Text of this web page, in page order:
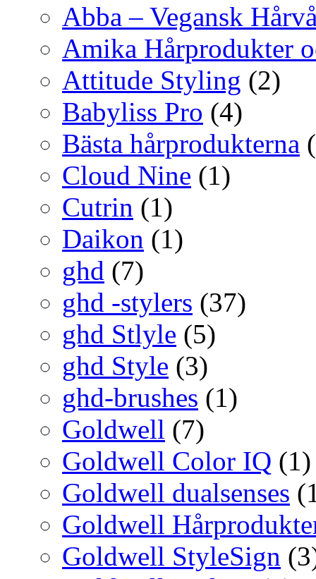
Abba – Vegansk
Amika Hårprodukter
Attitude Styling (2)
Babyliss Pro (4)
Bästa hårprodukterna
Cloud Nine (1)
Cutrin (1)
Daikon (1)
ghd (7)
ghd -stylers (37)
ghd Stlyle (5)
ghd Style (3)
ghd-brushes (1)
Goldwell (7)
Goldwell Color IQ (1)
Goldwell dualsenses
Goldwell
Goldwell StyleSign